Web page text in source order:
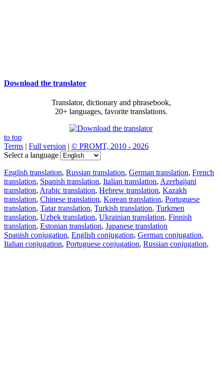
Download the translator
Translator, dictionary and phrasebook,
20+ languages, favorite translations.
to top
Terms | Full version | © PROMT, 2010 - 2026
Select a language
English translation, Russian translation, German translation, French
translation, Spanish translation, Italian translation, Azerbaijani
translation, Arabic translation, Hebrew translation, Kazakh
translation, Chinese translation, Korean translation, Portuguese
translation, Tatar translation, Turkish translation, Turkmen
translation, Uzbek translation, Ukrainian translation, Finnish
translation, Estonian translation, Japanese translation
Spanish conjugation, English conjugation, German conjugation,
Italian conjugation, Portuguese conjugation, Russian conjugation,